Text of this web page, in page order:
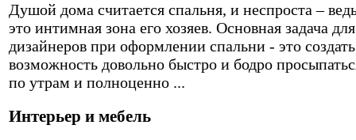
Душой дома считается спальня, и неспроста –
это интимная зона его хозяев. Основная задача для
дизайнеров при оформлении спальни - это создать
возможность довольно быстро и бодро
по утрам и полноценно ...
Интерьер и мебель